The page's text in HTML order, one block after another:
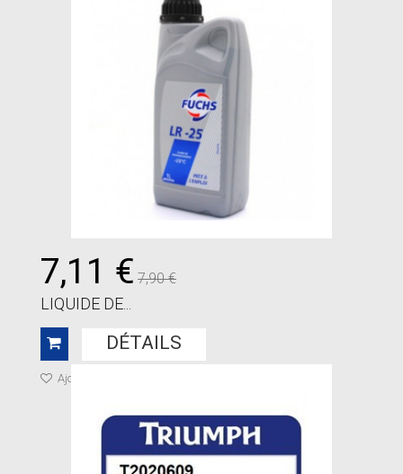
7,11 € 7,90 €
LIQUIDE DE...
DÉTAILS
Ajouter à ma liste de cadeaux